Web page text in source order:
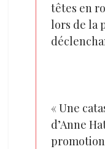
têtes en
lors de la
d'un
« Une
d’Anne